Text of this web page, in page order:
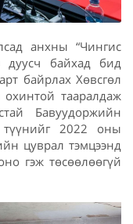
анхны “Чингис
дуусч байхад бид
байрлах Хөвсгөл
тааралдаж
Бавуудоржийн
түүнийг 2022 оны
цуврал тэмцээнд
гэж төсөөлөөгүй